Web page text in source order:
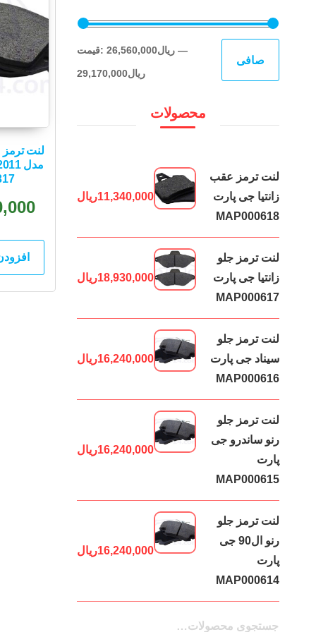
قیمت
قيمت
صافی
قيمت: 26,560,000ریال—
29,170,000ریال
محصولات
لنت ترمز عقب
زانتیا جی پارت
MAP000618
11,340,000ریال
لنت ترمز جلو
زانتیا جی پارت
MAP000617
18,930,000ریال
لنت ترمز جلو
سیناد جی پارت
MAP000616
16,240,000ریال
لنت ترمز جلو
رنو ساندرو جی
پارت
MAP000615
16,240,000ریال
لنت ترمز جلو
رنو ال90 جی
پارت
MAP000614
16,240,000ریال